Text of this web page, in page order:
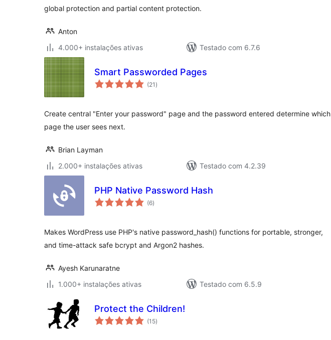
global protection and partial content protection.
Anton
4.000+ instalações ativas
Testado com 6.7.6
Smart Passworded Pages
(21 avaliações
totais
)
Create central "Enter your password" page and the password entered determine which
page the user sees next.
Brian Layman
2.000+ instalações ativas
Testado com 4.2.39
PHP Native Password Hash
(6avaliações
totais
)
Makes WordPress use PHP's native password_hash() functions for portable, stronger,
and time-attack safe bcrypt and Argon2 hashes.
Ayesh Karunaratne
1.000+ instalações ativas
Testado com 6.5.9
Protect the Children!
(15avaliações
totais
)